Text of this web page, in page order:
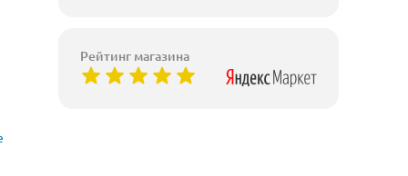
Рейтинг магазина